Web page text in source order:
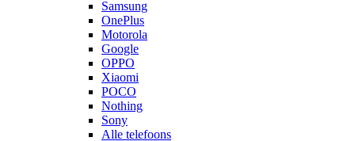
Samsung
OnePlus
Motorola
Google
OPPO
Xiaomi
POCO
Nothing
Sony
Alle telefoons